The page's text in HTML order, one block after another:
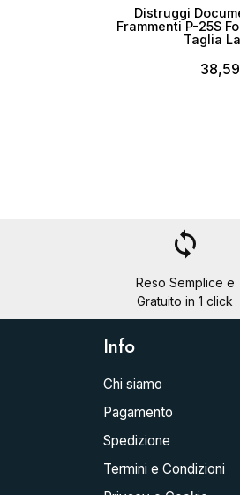
Distruggi
Frammenti P-25S
Taglia
loop
Reso Semplice e
Gratuito in 1 click
Info
Chi siamo
Pagamento
Spedizione
Termini e Condizioni